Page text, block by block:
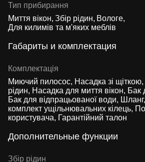
Тип прибирання
Миття вікон Збір рідин Вологе
Для килимів та м'яких меблів
Габариты и комплектация
Комплектація
Миючий пилосос, Насадка зі
рідин, Насадка для миття вікон, Бак
Бак для відпрацьованої води,
комплект ущільнювальних кілець,
користувача, Гарантійний талон
Дополнительные функции
Збір рідин